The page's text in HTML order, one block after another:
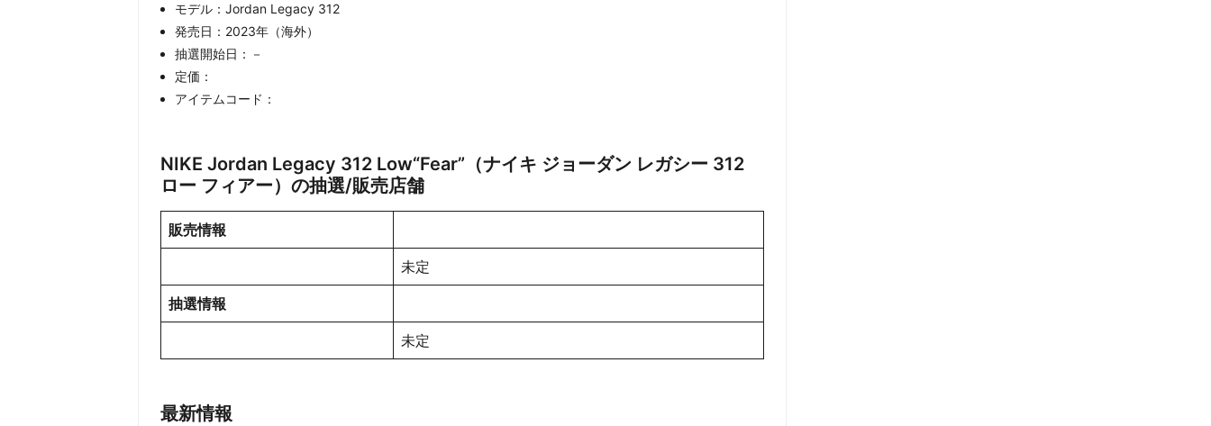
モデル：Jordan Legacy 312
発売日：2023年（海外）
抽選開始日：－
定価：
アイテムコード：
NIKE Jordan Legacy 312 Low“Fear”（ナイキ ジョーダン レガシー 312
ロー フィアー）の抽選/販売店舗
販売情報
未定
抽選情報
未定
最新情報